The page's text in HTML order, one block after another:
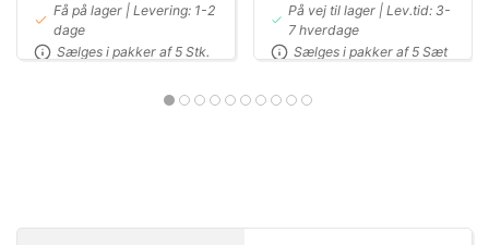
Få på lager | Levering: 1-2
dage
Sælges i pakker af 5 Stk.
På vej til lager | Lev.tid: 3-
7 hverdage
Sælges i pakker af 5 Sæt